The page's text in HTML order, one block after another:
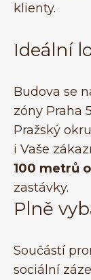
klienty.
Ideální
Budova se
zóny Praha
Pražský
i Vaše
100 metrů
zastávky.
Plně
Součástí
sociální